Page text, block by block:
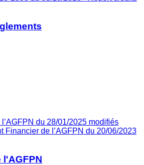
l’AGFPN du 28/01/2025 modifiés
Financier de l’AGFPN du 20/06/2023
l'AGFPN